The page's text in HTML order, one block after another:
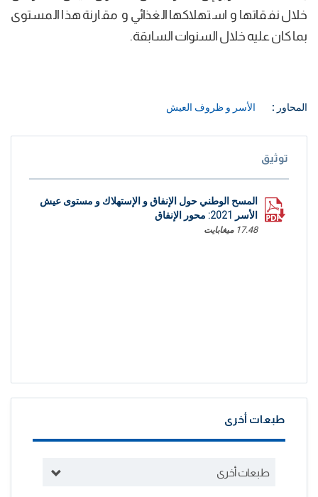
خلال نفقاتها و استهلاكها الغذائي و مقارنة هذا المستوى
بما كان عليه خلال السنوات السابقة.
المحاور : الأسر و ظروف العيش
توثيق
المسح الوطني حول الإنفاق و الإستهلاك و مستوى عيش
الأسر 2021: محور الإنفاق
17.48 ميغابايت
طبعات أخرى
طبعات أخرى